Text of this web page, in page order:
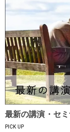
最新の講演・セ
PICK UP